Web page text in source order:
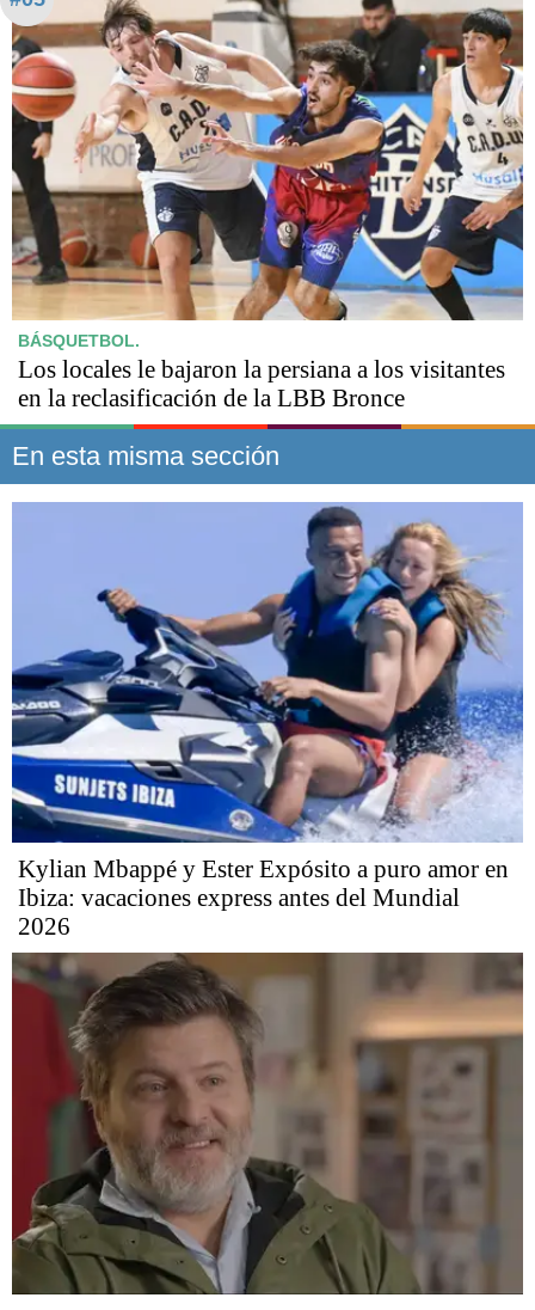
BÁSQUETBOL.
Los locales le bajaron la persiana a los visitantes
en la reclasificación de la LBB Bronce
En esta misma sección
Kylian Mbappé y Ester Expósito a puro amor en
Ibiza: vacaciones express antes del Mundial
2026